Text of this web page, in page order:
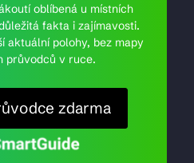
oblíbená u místních
fakta i zajímavosti.
aktuální polohy, bez mapy
průvodců v ruce.
zdarma